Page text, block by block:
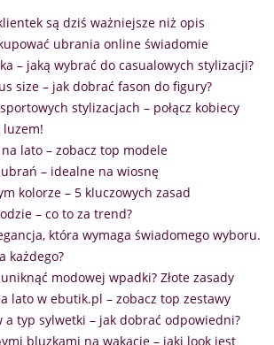
są dziś ważniejsze niż opis
ubrania online świadomie
– jaką wybrać do casualowych stylizacji?
size – jak dobrać fason do figury?
stylizacjach – połącz kobiecy
luzem!
lato – zobacz top modele
– idealne na wiosnę
kolorze – 5 kluczowych zasad
– co to za trend?
która wymaga świadomego wyboru.
każdego?
modowej wpadki? Złote zasady
lato w ebutik.pl – zobacz top zestawy
a typ sylwetki – jak dobrać odpowiedni?
bluzkami na wakacje – jaki look jest